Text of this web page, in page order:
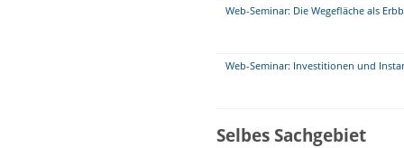
Web-Seminar: Die Wegefläche als
Web-Seminar: Investitionen und
Selbes Sachgebiet